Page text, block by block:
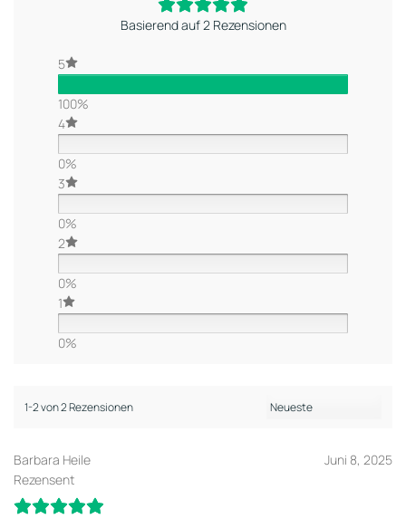
Basierend auf 2 Rezensionen
5
100%
4
0%
3
0%
2
0%
1
0%
1-2 von 2 Rezensionen
Barbara Heile
Rezensent
Juni 8, 2025